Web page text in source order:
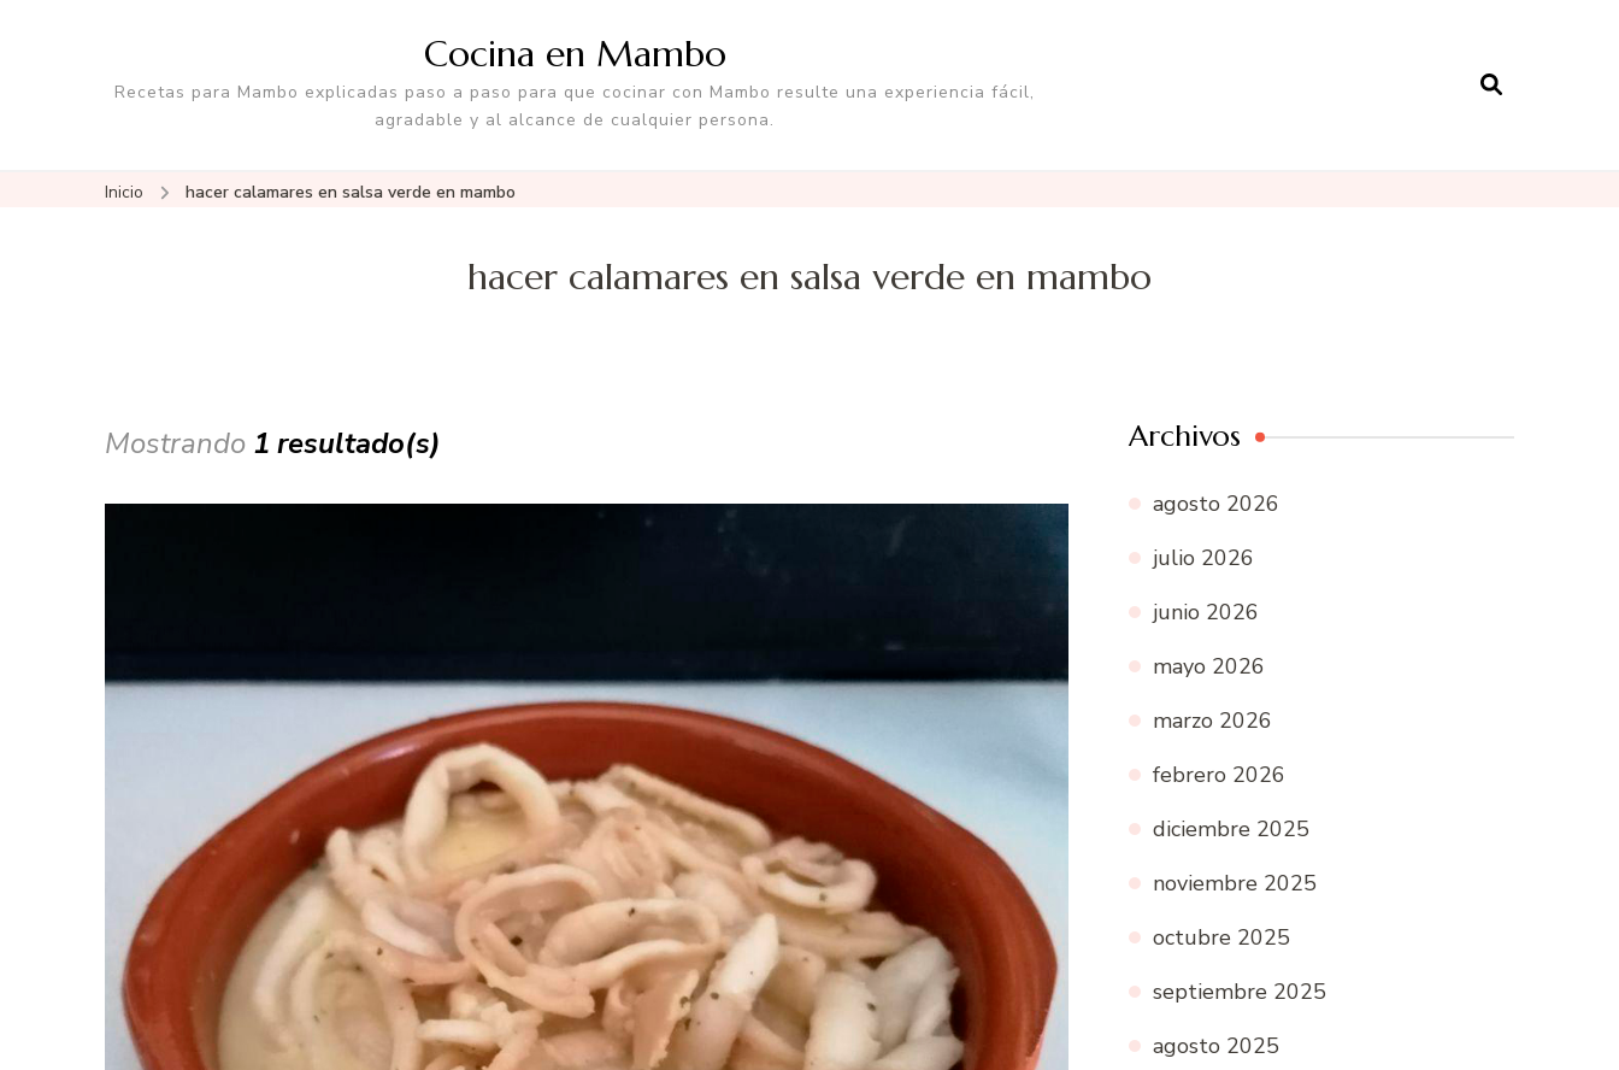
Cocina en Mambo
Recetas para Mambo explicadas paso a paso para que cocinar con Mambo resulte una experiencia fácil,
agradable y al alcance de cualquier persona.
Inicio hacer calamares en salsa verde en mambo
hacer calamares en salsa verde en mambo
Mostrando 1 resultado(s) Archivos
agosto 2026
julio 2026
junio 2026
mayo 2026
marzo 2026
febrero 2026
diciembre 2025
noviembre 2025
octubre 2025
septiembre 2025
agosto 2025